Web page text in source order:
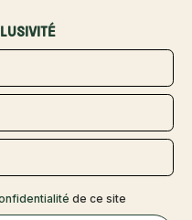
de ce site